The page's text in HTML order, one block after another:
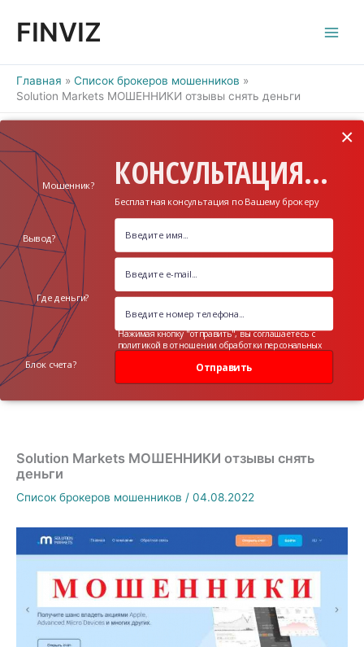
FINVIZ
Главная
Список брокеров мошенников
Solution Markets МОШЕННИКИ отзывы снять деньги
КОНСУЛЬТАЦИЯ...
Бесплатная консультация по Вашему брокеру
Мошенник?
Вывод?
Где деньги?
Блок счета? Отправить
×
Нажимая кнопку "отправить", вы соглашаетесь с
политикой в отношении обработки персональных
Solution Markets МОШЕННИКИ отзывы снять
деньги
Список брокеров мошенников / 04.08.2022